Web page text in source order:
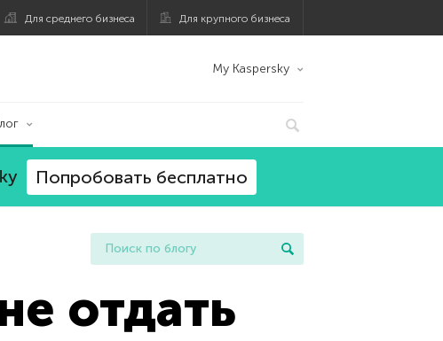
Для среднего бизнеса Для крупного бизнеса
My Kaspersky
Попробовать бесплатно
отдать